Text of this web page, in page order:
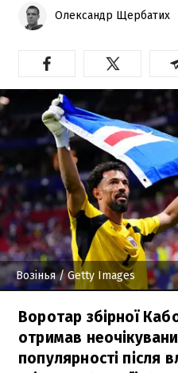
Олександр Щербатих
Возінья/ Getty Images
Воротар збірної
отримав
популярності після